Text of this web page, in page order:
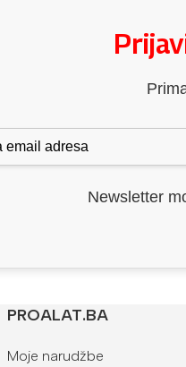
Newsletter
PROALAT.BA
Moje narudžbe